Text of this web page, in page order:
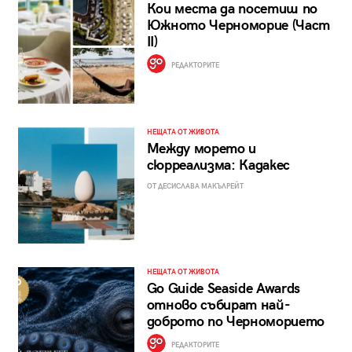
Кои места да посетиш по
Южното Черноморие (Част
II)
РЕДАКТОРИТЕ
НЕЩАТА ОТ ЖИВОТА
Между морето и
сюрреализма: Кадакес
ОТ ДЕСИСЛАВА МАКЪЛРЕЙТ
НЕЩАТА ОТ ЖИВОТА
Go Guide Seaside Awards
отново събират най-
доброто по Черноморието
РЕДАКТОРИТЕ